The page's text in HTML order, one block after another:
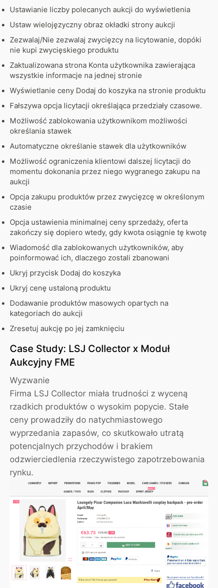
Ustawianie liczby polecanych aukcji do wyświetlenia
Ustaw wielojęzyczny obraz okładki strony aukcji
Zezwalaj/Nie zezwalaj zwycięzcy na licytowanie, dopóki
nie kupi zwycięskiego produktu
Zaktualizowana strona Konta użytkownika zawierająca
wszystkie informacje na jednej stronie
Wyświetlanie ceny Dodaj do koszyka na stronie produktu
Fałszywa opcja licytacji określająca przedziały czasowe.
Możliwość zablokowania użytkownikom możliwości
określania stawek
Automatyczne określanie stawek dla użytkowników
Możliwość ograniczenia klientowi dalszej licytacji do
momentu dokonania przez niego wygranego zakupu na
aukcji
Opcja zakupu produktów przez zwycięzcę w określonym
czasie
Opcja ustawienia minimalnej ceny sprzedaży, oferta
zakończy się dopiero wtedy, gdy kwota osiągnie tę kwotę
Wiadomość dla zablokowanych użytkowników, aby
poinformować ich, dlaczego zostali zbanowani
Ukryj przycisk Dodaj do koszyka
Ukryj cenę ustaloną produktu
Dodawanie produktów masowych opartych na
kategoriach do aukcji
Zresetuj aukcję po jej zamknięciu
Case Study: LSJ Collector x Moduł
Aukcyjny FME
Wyzwanie
Firma LSJ Collector miała trudności z wyceną
rzadkich produktów o wysokim popycie. Stałe
ceny prowadziły do natychmiastowego
wyprzedania zapasów, co skutkowało utratą
potencjalnych przychodów i brakiem
odzwierciedlenia rzeczywistego zapotrzebowania
rynku.